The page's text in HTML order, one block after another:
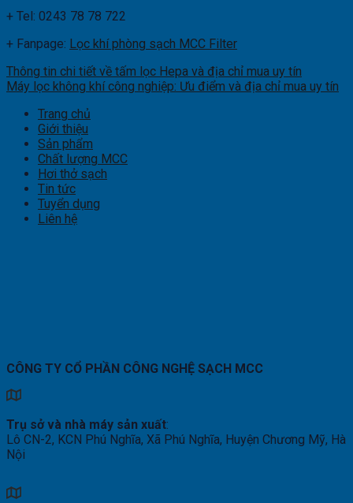
+ Tel: 0243 78 78 722
+ Fanpage: Lọc khí phòng sạch MCC Filter
Thông tin chi tiết về tấm lọc Hepa và địa chỉ mua uy tín
Máy lọc không khí công nghiệp: Ưu điểm và địa chỉ mua uy tín
Trang chủ
Giới thiệu
Sản phẩm
Chất lượng MCC
Hơi thở sạch
Tin tức
Tuyển dụng
Liên hệ
CÔNG TY CỔ PHẦN CÔNG NGHỆ SẠCH MCC
Trụ sở và nhà máy sản xuất:
Lô CN-2, KCN Phú Nghĩa, Xã Phú Nghĩa, Huyện Chương Mỹ, Hà
Nội